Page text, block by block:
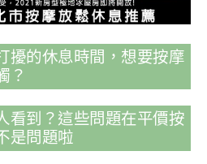
擾的休息時間，想要按摩
？
看到？這些問題在平價按
是問題啦